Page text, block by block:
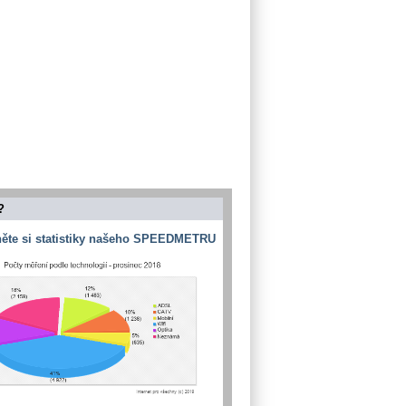
si statistiky našeho SPEEDMETRU